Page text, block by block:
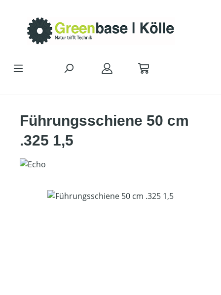
Führungsschiene 50 cm
.325 1,5
Bildergalerie überspringen